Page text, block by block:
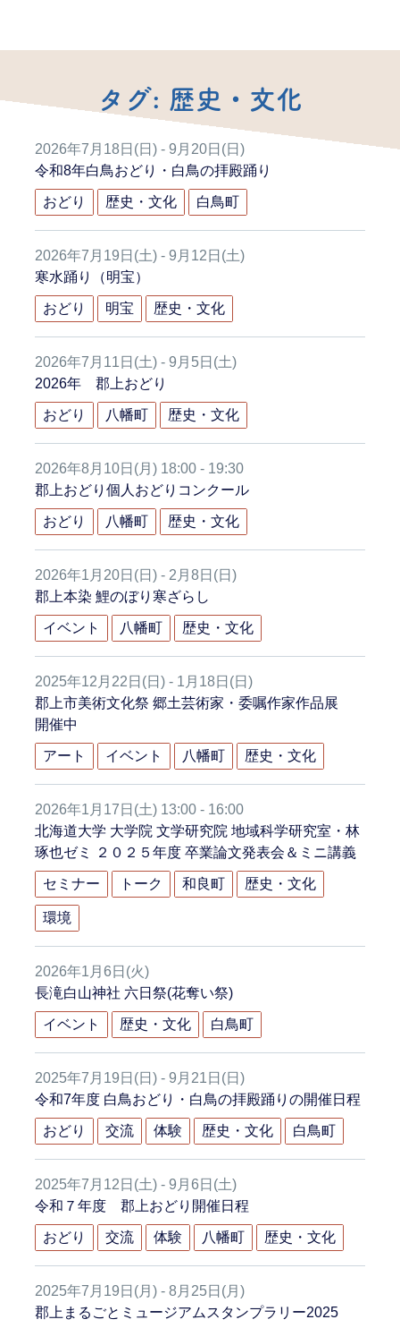
タグ: 歴史・文化
2026年7月18日(日) - 9月20日(日)
令和8年白鳥おどり・白鳥の拝殿踊り
おどり 歴史・文化 白鳥町
2026年7月19日(土) - 9月12日(土)
寒水踊り（明宝）
おどり 明宝 歴史・文化
2026年7月11日(土) - 9月5日(土)
2026年 郡上おどり
おどり 八幡町 歴史・文化
2026年8月10日(月) 18:00 - 19:30
郡上おどり個人おどりコンクール
おどり 八幡町 歴史・文化
2026年1月20日(日) - 2月8日(日)
郡上本染 鯉のぼり寒ざらし
イベント 八幡町 歴史・文化
2025年12月22日(日) - 1月18日(日)
郡上市美術文化祭 郷土芸術家・委嘱作家作品展
開催中
アート イベント 八幡町 歴史・文化
2026年1月17日(土) 13:00 - 16:00
北海道大学 大学院 文学研究院 地域科学研究室・林
琢也ゼミ ２０２５年度 卒業論文発表会＆ミニ講義
セミナー トーク 和良町 歴史・文化
環境
2026年1月6日(火)
長滝白山神社 六日祭(花奪い祭)
イベント 歴史・文化 白鳥町
2025年7月19日(日) - 9月21日(日)
令和7年度 白鳥おどり・白鳥の拝殿踊りの開催日程
おどり 交流 体験 歴史・文化 白鳥町
2025年7月12日(土) - 9月6日(土)
令和７年度 郡上おどり開催日程
おどり 交流 体験 八幡町 歴史・文化
2025年7月19日(月) - 8月25日(月)
郡上まるごとミュージアムスタンプラリー2025